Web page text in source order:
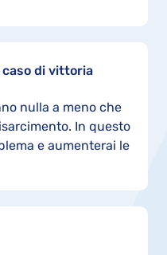
caso di vittoria
nulla a meno che
In questo
e aumenterai le